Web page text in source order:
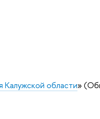
Калужской области»